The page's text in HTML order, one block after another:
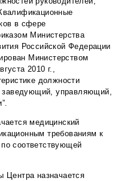
в сфере
Министерства
Российской Федерации
Министерством
2010 г.,
должности
заведующий, управляющий,
медицинский
требованиям к
соответствующей
Центра назначается